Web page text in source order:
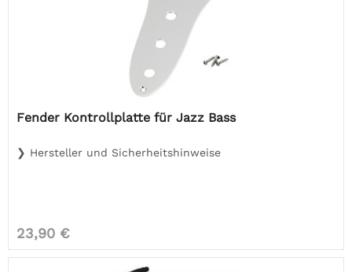
Fender Kontrollplatte für Jazz Bass
❯ Hersteller und Sicherheitshinweise
23,90 €